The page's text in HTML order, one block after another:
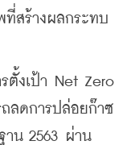
ที่สร้างผลกระทบ
งเป้า Net Zero
ลดการปล่อยก๊าซ
าน 2563 ผ่าน